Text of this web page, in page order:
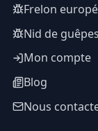
Frelon
Nid de guêpes
Mon compte
Blog
Nous